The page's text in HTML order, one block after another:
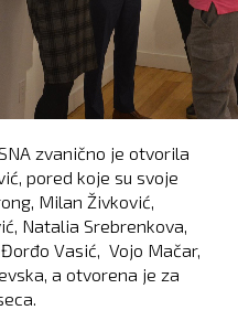
zvanično je otvorila
pored koje su svoje
Milan Živković,
Natalia Srebrenkova,
Vasić, Vojo Mačar,
a otvorena je za